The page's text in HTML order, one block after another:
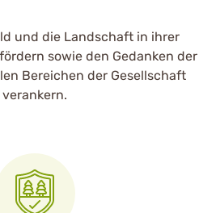
und die Landschaft in ihrer
sowie den Gedanken der
Bereichen der Gesellschaft
verankern.